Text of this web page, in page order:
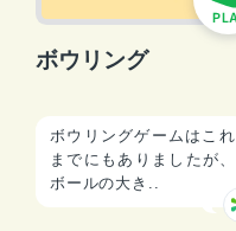
ボウリング
ボウリングゲームはこれ
までにもありましたが、
ボールの大き..